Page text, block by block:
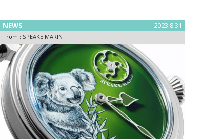
NEWS 2023.8.31
From : SPEAKE MARIN